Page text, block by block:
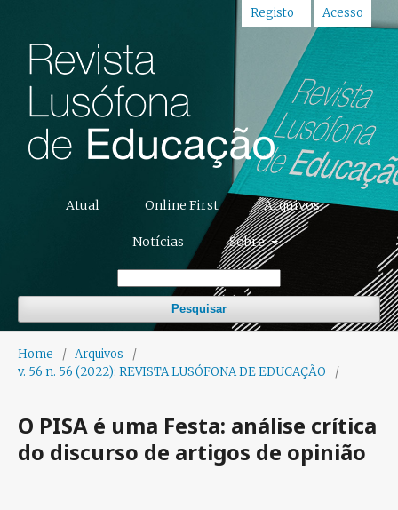
Atual Online First Arquivos
Notícias Sobre
Pesquisar
Registo Acesso
Home / Arquivos
/
v. 56 n. 56 (2022): REVISTA LUSÓFONA DE EDUCAÇÃO
/
O PISA é uma Festa: análise crítica
do discurso de artigos de opinião